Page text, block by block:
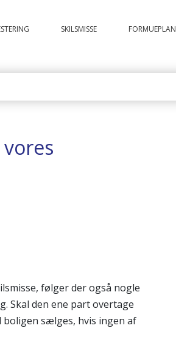
SKILSMISSE FORMUEPLAN
følger der også nogle
Skal den ene part overtage
boligen sælges, hvis ingen af